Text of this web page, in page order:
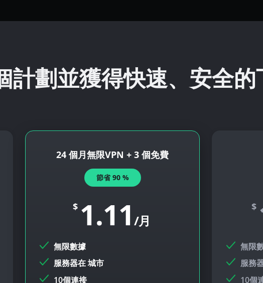
計劃並獲得快速、安全的
24 個月無限VPN + 3 個免費
節省90 %
$ 1.11 /月
無限數據
服務器在城市
10個連接
$
無限
服務
10個